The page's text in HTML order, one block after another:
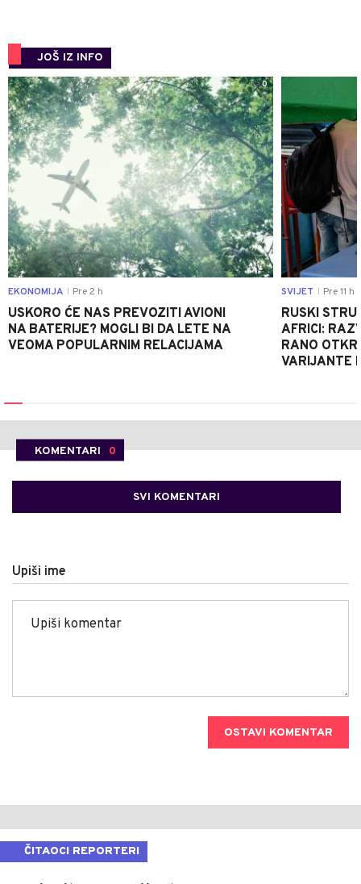
JOŠ IZ INFO
0
EKONOMIJA Pre 2 h
USKORO ĆE NAS PREVOZITI AVIONI
NA BATERIJE? MOGLI BI DA LETE NA
VEOMA POPULARNIM RELACIJAMA
SVIJET Pre 11 h
RUSKI
AFRICI:
RANO
VARIJANTE
KOMENTARI 0
SVI KOMENTARI
Upiši ime
OSTAVI KOMENTAR
ČITAOCI REPORTERI